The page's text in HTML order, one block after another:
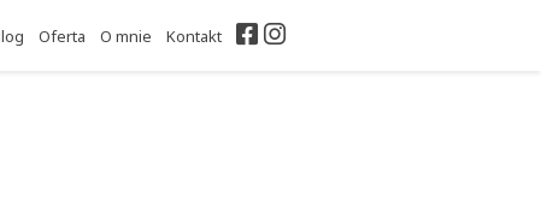
Oferta O mnie Kontakt Facebook
Instagram